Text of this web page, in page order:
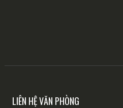
LIÊN HỆ VĂN PHÒNG